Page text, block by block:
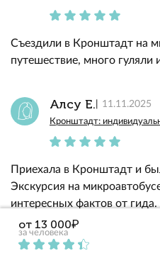
Съездили в Кронштадт на
путешествие, много гуляли
Алсу Е. 11.11.2025
Кронштадт:
Приехала в Кронштадт и
Экскурсия на
интересных фактов от
Петровскому парку и
Итальянский дворец и
от 13 000₽
за человека